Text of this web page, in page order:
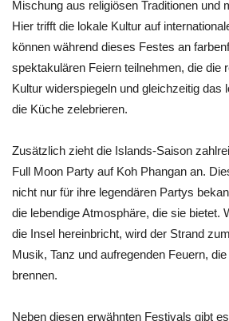
Mischung aus religiösen Traditionen und
Hier trifft die lokale Kultur auf
können während dieses Festes an
spektakulären Feiern teilnehmen, die die
Kultur widerspiegeln und gleichzeitig das
die Küche zelebrieren.
Zusätzlich zieht die Islands-Saison
Full Moon Party auf Koh Phangan an.
nicht nur für ihre legendären Partys
die lebendige Atmosphäre, die sie bietet.
die Insel hereinbricht, wird der Strand
Musik, Tanz und aufregenden Feuern,
brennen.
Neben diesen erwähnten Festivals gibt